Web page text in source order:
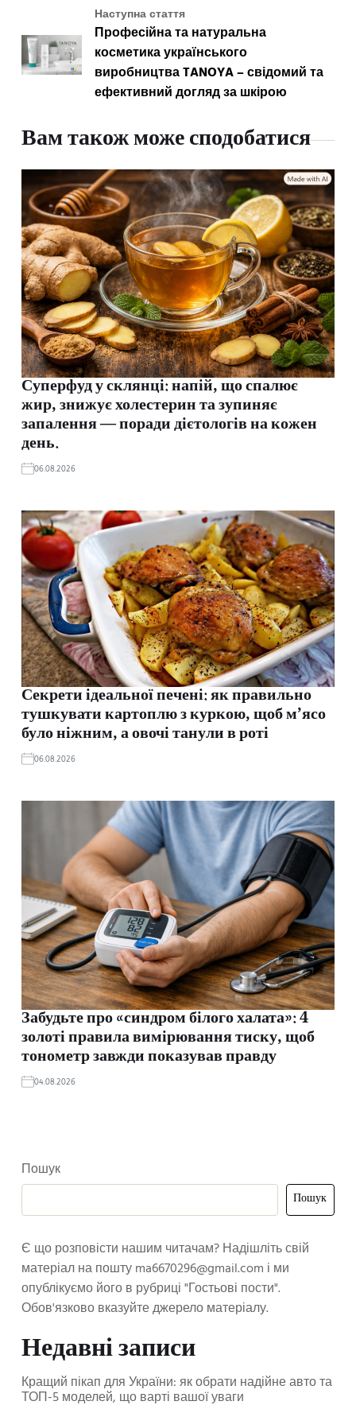
Наступна стаття
Професійна та натуральна
косметика українського
виробництва TANOYA – свідомий та
ефективний догляд за шкірою
Вам також може сподобатися
Суперфуд у склянці: напій, що спалює
жир, знижує холестерин та зупиняє
запалення — поради дієтологів на кожен
день.
06.08.2026
Секрети ідеальної печені: як правильно
тушкувати картоплю з куркою, щоб м’ясо
було ніжним, а овочі танули в роті
06.08.2026
Забудьте про «синдром білого халата»: 4
золоті правила вимірювання тиску, щоб
тонометр завжди показував правду
04.08.2026
Пошук
Пошук
Є що розповісти нашим читачам? Надішліть свій
матеріал на поштуma6670296@gmail.com і ми
опублікуємо його в рубриці "Гостьові пости".
Обов'язково вказуйте джерело матеріалу.
Недавні записи
Кращий пікап для України: як обрати надійне авто та
ТОП-5 моделей, що варті вашої уваги